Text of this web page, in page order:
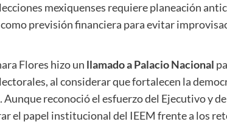
mexiquenses requiere planeación
previsión financiera para evitar
Flores hizo un llamado a Palacio Nacional
al considerar que fortalecen la
reconoció el esfuerzo del Ejecutivo y
el papel institucional del IEEM frente a los